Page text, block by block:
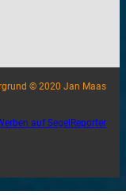
© 2020 Jan Maas
auf SegelReporter